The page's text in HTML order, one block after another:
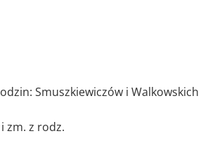
Smuszkiewiczów i Walkowskich
zm. z rodz.